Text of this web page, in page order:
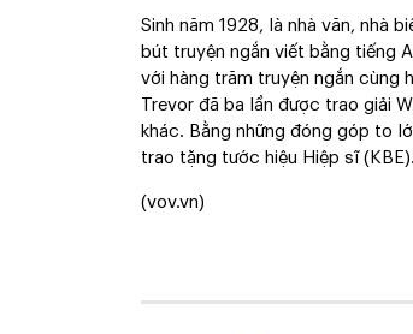
Sinh năm 1928, là nhà văn, nhà
bút truyện ngắn viết bằng tiếng
với hàng trăm truyện ngắn cùng
Trevor đã ba lần được trao giải
khác. Bằng những đóng góp to
trao tặng tước hiệu Hiệp sĩ
(vov.vn)